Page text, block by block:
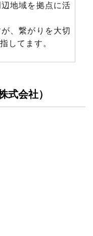
地域を拠点に活
、繋がりを大切
してます。
式会社）